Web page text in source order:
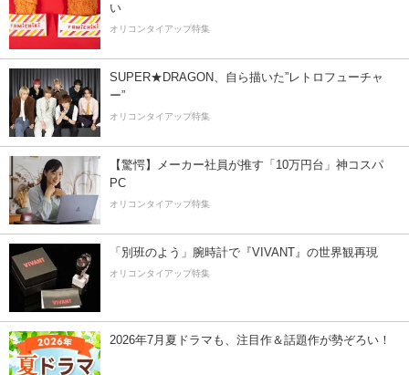
い
オリコンタイアップ特集
SUPER★DRAGON、自ら描いた”レトロフューチャ
ー”
オリコンタイアップ特集
【驚愕】メーカー社員が推す「10万円台」神コスパ
PC
オリコンタイアップ特集
「別班のよう」腕時計で『VIVANT』の世界観再現
オリコンタイアップ特集
2026年7月夏ドラマも、注目作＆話題作が勢ぞろい！